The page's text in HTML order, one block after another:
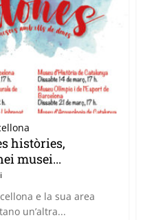
històries,
musei...
e la sua area
un’altra...